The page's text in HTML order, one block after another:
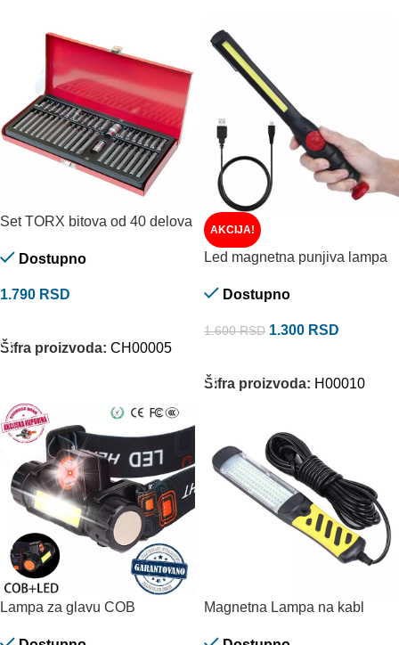
Set TORX bitova od 40 delova
Dostupno
1.790 RSD
Šifra proizvoda: CH00005
AKCIJA!
Led magnetna punjiva lampa
Dostupno
1.600RSD 1.300 RSD
Šifra proizvoda: H00010
Lampa za glavu COB Magnetna Lampa na kabl